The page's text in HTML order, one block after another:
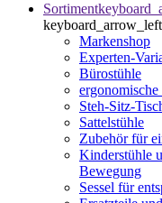
Sortiment
keyboard_arrow_left
Markenshop
Experten-
Bürostühle
Steh-Sitz-
Sattelstühle
Zubehör für
Kinderstühle
Bewegung
Sessel für